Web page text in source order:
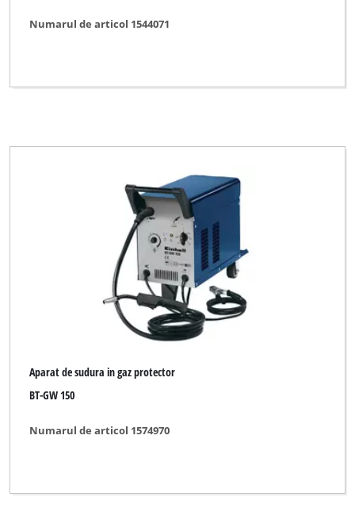
Numarul de articol 1544071
Aparat de sudura in gaz protector
BT-GW 150
Numarul de articol 1574970